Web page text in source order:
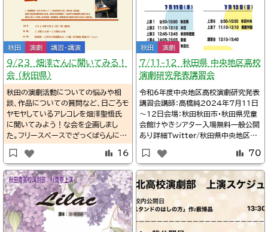
秋田 演劇 講習・講演
9/23 畑澤さんに聞いてみる！
会 （秋田県）
秋田の演劇活動についての悩みや相
談、作品についての質問など、日ごろモ
ヤモヤしているアレコレを畑澤聖悟氏
に聞いてみよう！な会を企画しまし
た。フリースペースでざっくばらんに振
興予定。観るだけ聴くだけでもOK。お
気軽にお立ち寄りください！
16
秋田 演劇
7/11-12 秋田県 中央地区高校
演劇研究発表講習会
令和6年度中央地区高校演劇研究発表
講習会講師：高橋純2024年7月11日
～12日会場：秋田秋田市・秋田県児童
会館けやきシアター入場無料一般公開
あり詳細Twitter/秋田県中央地区高
0秋田秋田南高校演劇部@nanko_en
geki11:10秋田本荘高校演劇部12:4
5秋田明徳館高校演劇部14:05秋田新
屋高校演劇部15:25秋田秋田北高校
演劇部@kita
70